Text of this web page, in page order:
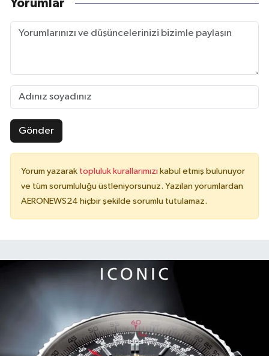
Yorumlar
Gönder
Yorum yazarak topluluk kurallarımızı kabul etmiş bulunuyor
ve tüm sorumluluğu üstleniyorsunuz. Yazılan yorumlardan
AERONEWS24 hiçbir şekilde sorumlu tutulamaz.